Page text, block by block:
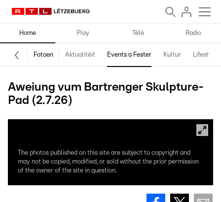
Home Play Télé Radio
Fotoen Aktualitéit Events a Fester Kultur Lifestyle
Aweiung vum Bartrenger Skulpture-
Pad (2.7.26)
The photos published on this site are subject to copyright and
may not be copied, modified, or sold without the prior permission
of the owner of the site in question.